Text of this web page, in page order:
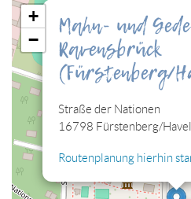
Sie müssen die Cookies der
zulassen, damit Sie die hier
können.
Cookies jetzt bearbeiten
Mahn- und
Ravensbrück
(Fürstenberg/
Straße der Nationen
16798 Fürstenberg/Havel
Routenplanung hierhin
+
−